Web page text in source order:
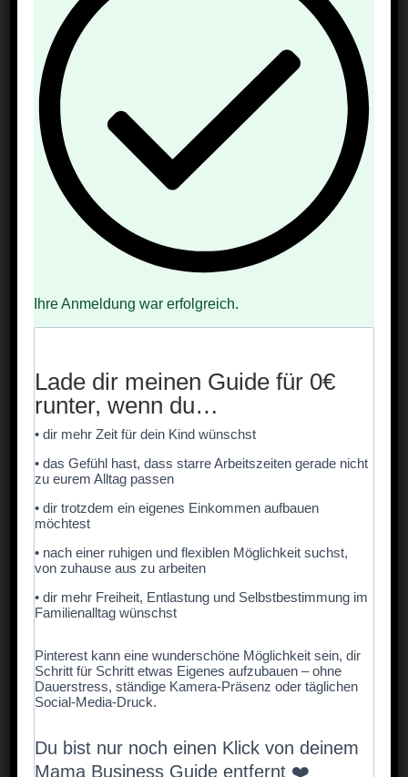
🎲 1–15: Spiele ohne
Material
Ich sehe was, was du nicht siehst
Kennzeichen raten
Autos zählen (nur rote, nur LKWs etc.)
Stadt-Land-Fluss mündlich
Wer bin ich?
Geräusche raten
Reimspiel
Märchen weiterspinnen
Gegenteile finden
Farben-Bingo
Berufe raten
Was nehme ich mit in den Urlaub?
Ihre Anmeldung war erfolgreich.
Lade dir meinen Guide für 0€
runter, wenn du…
• dir mehr Zeit für dein Kind wünschst
• das Gefühl hast, dass starre Arbeitszeiten gerade nicht
zu eurem Alltag passen
• dir trotzdem ein eigenes Einkommen aufbauen
möchtest
• nach einer ruhigen und flexiblen Möglichkeit suchst,
von zuhause aus zu arbeiten
• dir mehr Freiheit, Entlastung und Selbstbestimmung im
Familienalltag wünschst
Pinterest kann eine wunderschöne Möglichkeit sein, dir
Schritt für Schritt etwas Eigenes aufzubauen – ohne
Dauerstress, ständige Kamera-Präsenz oder täglichen
Social-Media-Druck.
Du bist nur noch einen Klick von deinem
Mama Business Guide entfernt ❤️